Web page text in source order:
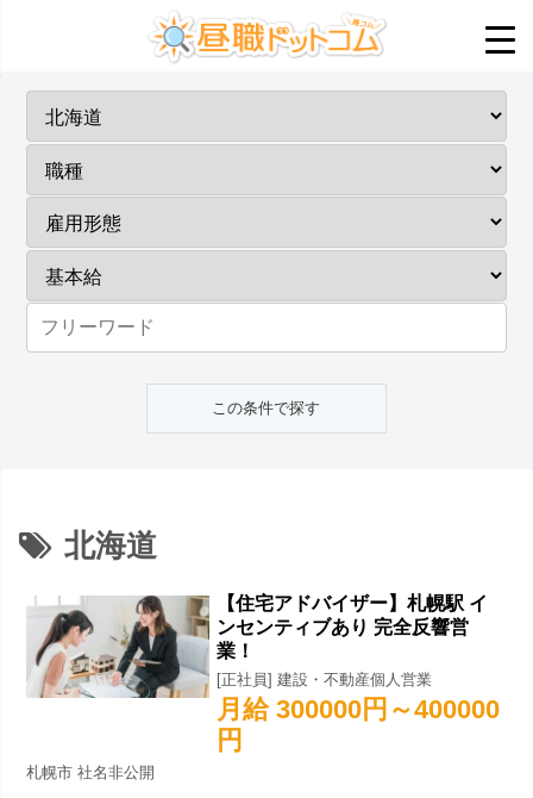
北海道
【住宅アドバイザー】札幌駅 イ
ンセンティブあり 完全反響営
業！
[正社員] 建設・不動産個人営業
月給 300000円～400000
円
札幌市 社名非公開